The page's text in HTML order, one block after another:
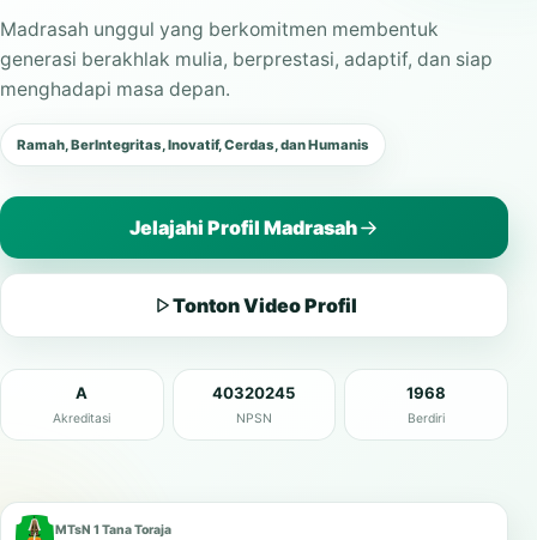
Madrasah unggul yang berkomitmen membentuk
generasi berakhlak mulia, berprestasi, adaptif, dan siap
menghadapi masa depan.
Ramah, BerIntegritas, Inovatif, Cerdas, dan Humanis
Jelajahi Profil Madrasah
Tonton Video Profil
A
Akreditasi
40320245
NPSN
1968
Berdiri
MTsN 1 Tana Toraja